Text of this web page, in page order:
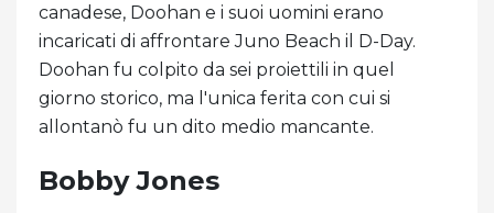
canadese, Doohan e i suoi uomini erano
incaricati di affrontare Juno Beach il D-Day.
Doohan fu colpito da sei proiettili in quel
giorno storico, ma l'unica ferita con cui si
allontanò fu un dito medio mancante.
Bobby Jones